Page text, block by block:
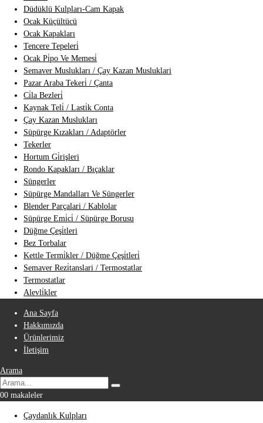
Düdüklü Kulpları-Cam Kapak
Ocak Küçültücü
Ocak Kapakları
Tencere Tepeleri̇
Ocak Pi̇po Ve Memesi̇
Semaver Muslukları / Çay Kazan Musluklari
Pazar Araba Tekeri̇ / Çanta
Ci̇la Bezleri̇
Kaynak Teli̇ / Lasti̇k Conta
Çay Kazan Muslukları
Süpürge Kızakları / Adaptörler
Tekerler
Hortum Gi̇rişleri
Rondo Kapakları / Bıçaklar
Süngerler
Süpürge Mandalları Ve Süngerler
Blender Parçalari / Kablolar
Süpürge Emi̇ci̇ / Süpürge Borusu
Düğme Çeşi̇tleri
Bez Torbalar
Kettle Termi̇kler / Düğme Çeşi̇tleri̇
Semaver Rezi̇tanslari / Termostatlar
Termostatlar
Alevli̇kler
Ana Sayfa
Hakkımızda
Ürünlerimiz
İletişim
Arama
00 makaleler
Çaydanlık Kulpları